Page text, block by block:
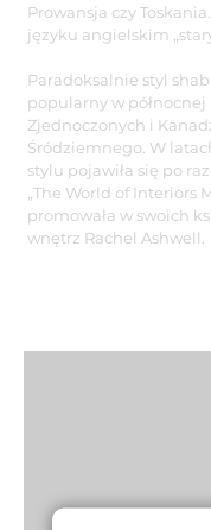
Prowansja czy
języku angielskim
Paradoksalnie styl
popularny w
Zjednoczonych i
Śródziemnego. W
stylu pojawiła się po
„The World of Interiors
promowała w swoich
wnętrz Rachel Ashwell.